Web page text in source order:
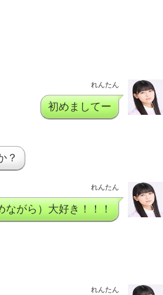
れんたん
初めましてー
？
れんたん
ながら）大好き！！！
れんたん